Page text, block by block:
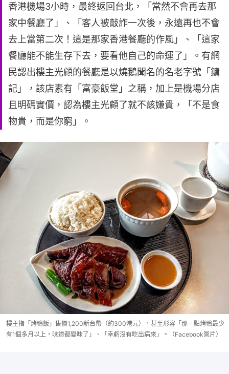
香港機場3小時，最終返回台北，「當然不會再去那
家中餐廳了」、「客人被敲詐一次後，永遠再也不會
去上當第二次！這是那家香港餐廳的作風」、「這家
餐廳能不能生存下去，要看他自己的命運了」。有網
民認出樓主光顧的餐廳是以燒鵝聞名的名老字號「鏞
記」，該店素有「富豪飯堂」之稱，加上是機場分店
且明碼實價，認為樓主光顧了就不該嫌貴，「不是食
物貴，而是你窮」。
樓主指「烤鴨飯」售價1,200新台幣（約300港元），甚至形容「那一點烤鴨最少
有1個多月以上，味道都變味了」、「幸虧沒有吃出病來」。（Facebook圖片）